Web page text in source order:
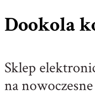
Dookola
Sklep
na